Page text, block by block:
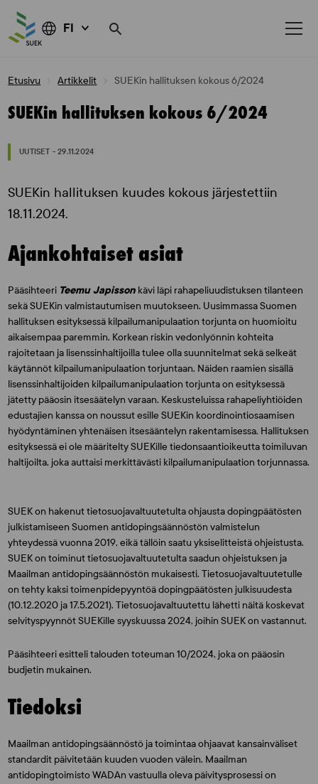
FI
Etusivu Artikkelit SUEKin hallituksen kokous 6/2024
SUEKin hallituksen kokous 6/2024
UUTISET - 29.11.2024
SUEKin hallituksen kuudes kokous järjestettiin
18.11.2024.
Ajankohtaiset asiat
Pääsihteeri Teemu Japisson kävi läpi rahapeliuudistuksen tilanteen
sekä SUEKin valmistautumisen muutokseen. Uusimmassa Suomen
hallituksen esityksessä kilpailumanipulaation torjunta on huomioitu
aikaisempaa paremmin. Korkean riskin vedonlyönnin kohteita
rajoitetaan ja lisenssinhaltijoilla tulee olla suunnitelmat sekä selkeät
käytännöt kilpailumanipulaation torjuntaan. Näiden raamien sisällä
lisenssinhaltijoiden kilpailumanipulaation torjunta on esityksessä
jätetty pääosin itsesäätelyn varaan. Keskusteluissa rahapeliyhtiöiden
edustajien kanssa on noussut esille SUEKin koordinointiosaamisen
hyödyntäminen yhtenäisen itsesääntelyn rakentamisessa. Hallituksen
esityksessä ei ole määritelty SUEKille tiedonsaantioikeutta toimiluvan
haltijoilta, joka auttaisi merkittävästi kilpailumanipulaation torjunnassa.
SUEK on hakenut tietosuojavaltuutetulta ohjausta dopingpäätösten
julkistamiseen Suomen antidopingsäännöstön valmistelun
yhteydessä vuonna 2019, eikä tällöin saatu yksiselitteistä ohjeistusta.
SUEK on toiminut tietosuojavaltuutetulta saadun ohjeistuksen ja
Maailman antidopingsäännöstön mukaisesti. Tietosuojavaltuutetulle
on tehty kaksi toimenpidepyyntöä dopingpäätösten julkisuudesta
(10.12.2020 ja 17.5.2021). Tietosuojavaltuutettu lähetti näitä koskevat
selvityspyynnöt SUEKille syyskuussa 2024, joihin SUEK on vastannut.
Pääsihteeri esitteli talouden toteuman 10/2024, joka on pääosin
budjetin mukainen.
Tiedoksi
Maailman antidopingsäännöstö ja toimintaa ohjaavat kansainväliset
standardit päivitetään kuuden vuoden välein. Maailman
antidopingtoimisto WADAn vastuulla oleva päivitysprosessi on